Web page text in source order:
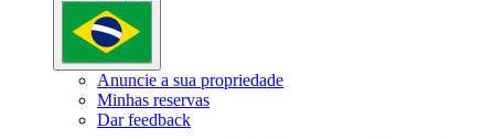
Anuncie a sua propriedade
Minhas reservas
Dar feedback